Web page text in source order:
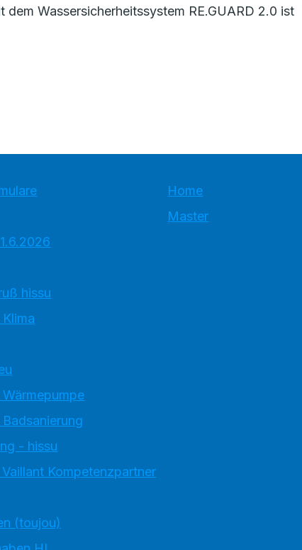
Wassersicherheitssystem RE.GUARD 2.0 ist
hissu
- hissu
Kompetenzpartner
(toujou)
Home
Master